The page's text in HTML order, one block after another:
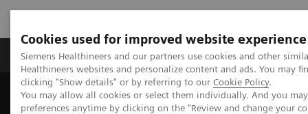
Cookies used for improved website experience
Siemens Healthineers and our partners use cookies and other
Healthineers websites and personalize content and ads. You may
clicking "Show details" or by referring to our Cookie Policy.
You may allow all cookies or select them individually. And you
preferences anytime by clicking on the "Review and change your
Produkte & Services Fachbereiche
Home Digital Solutions & Automation Physician Access